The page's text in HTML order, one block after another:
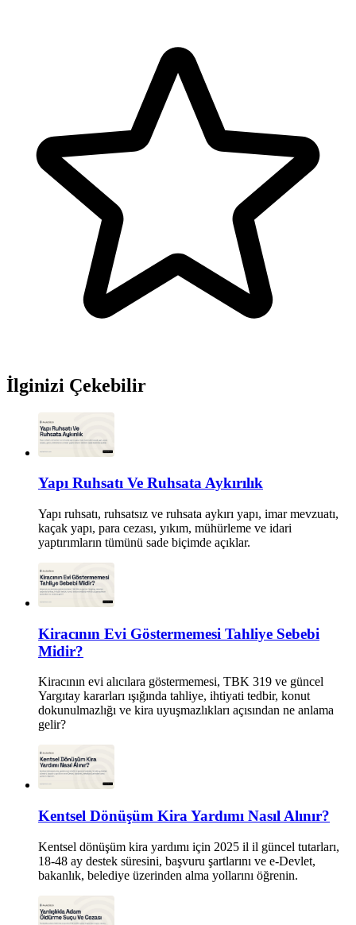
İlginizi Çekebilir
Yapı Ruhsatı Ve Ruhsata Aykırılık
Yapı ruhsatı, ruhsatsız ve ruhsata aykırı yapı, imar mevzuatı,
kaçak yapı, para cezası, yıkım, mühürleme ve idari
yaptırımların tümünü sade biçimde açıklar.
Kiracının Evi Göstermemesi Tahliye Sebebi
Midir?
Kiracının evi alıcılara göstermemesi, TBK 319 ve güncel
Yargıtay kararları ışığında tahliye, ihtiyati tedbir, konut
dokunulmazlığı ve kira uyuşmazlıkları açısından ne anlama
gelir?
Kentsel Dönüşüm Kira Yardımı Nasıl Alınır?
Kentsel dönüşüm kira yardımı için 2025 il il güncel tutarları,
18-48 ay destek süresini, başvuru şartlarını ve e-Devlet,
bakanlık, belediye üzerinden alma yollarını öğrenin.